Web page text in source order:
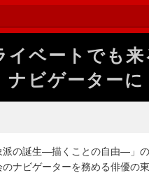
イベートでも
ナビゲーターに
の誕生―描くことの自由―」の
ナビゲーターを務める俳優の